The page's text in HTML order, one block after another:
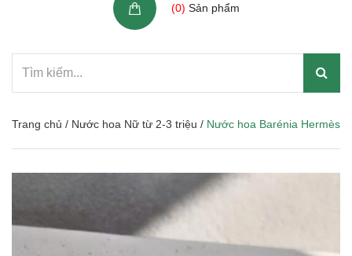
(0) Sản phẩm
Trang chủ / Nước hoa Nữ từ 2-3 triệu / Nước hoa Barénia Hermès